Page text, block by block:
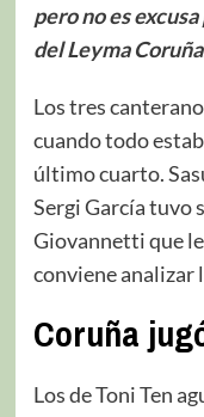
pero no es
del Leyma
Los tres
cuando todo
último cuarto.
Sergi García tuvo
Giovannetti que
conviene analizar
Coruña
Los de Toni Ten